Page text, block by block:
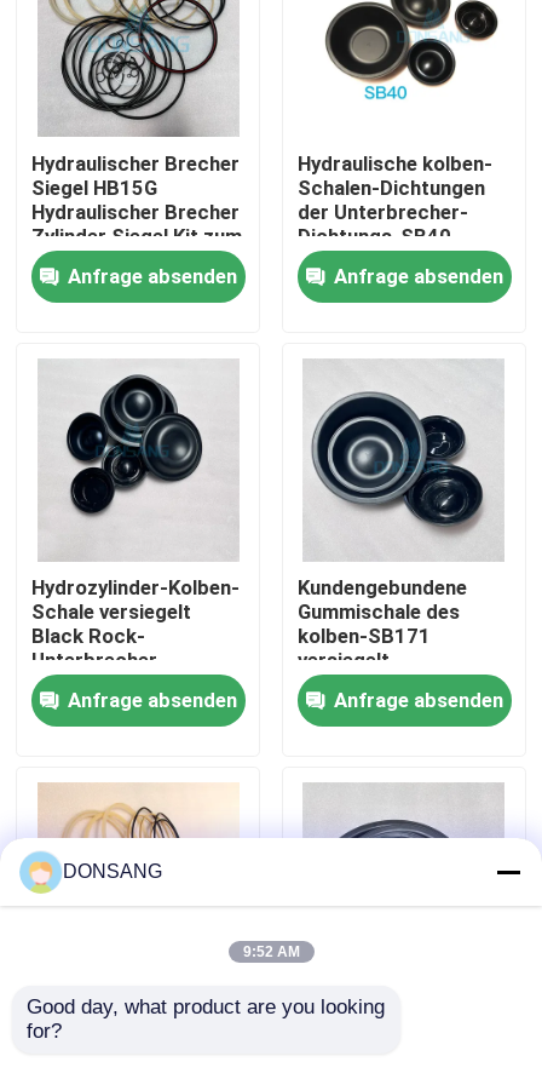
Produkte
Über uns
Fabrik-Ausflug
Treten Sie mit uns in Verbindung
Fordern Sie ein Zitat
Hydraulischer Brecher
Siegel HB15G
Hydraulischer Brecher
Zylinder Siegel Kit zum
Verkauf
Anfrage absenden
Hydraulische kolben-
Schalen-Dichtungen
der Unterbrecher-
Dichtungs-SB40
Gummifür Bagger
Anfrage absenden
Hydrozylinder-Kolben-
Schale versiegelt
Black Rock-
Unterbrecher-
Gummikolben-Schalen
Anfrage absenden
Kundengebundene
Gummischale des
kolben-SB171
versiegelt
hydraulische Schalen-
Dichtungen
Anfrage absenden
Hydrauliköl-Robbe Kit
Hydraulic Rock
Hydraulische
DONSANG
9:52 AM
Good day, what product are you looking
for?